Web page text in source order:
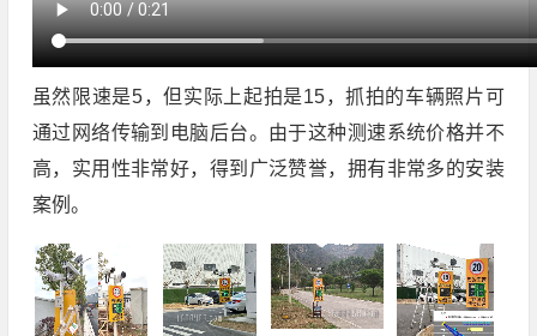
虽然限速是5，但实际上起拍是15，抓拍的车辆照片可
通过网络传输到电脑后台。由于这种测速系统价格并不
高，实用性非常好，得到广泛赞誉，拥有非常多的安装
案例。